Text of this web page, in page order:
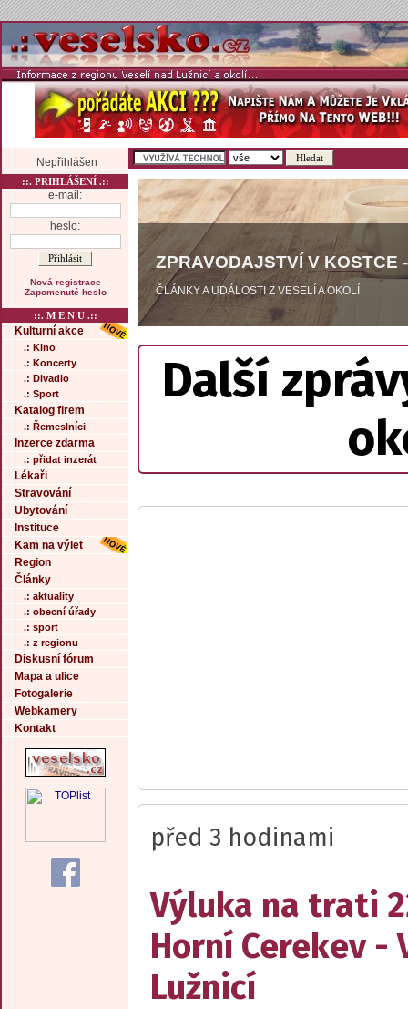
Nepřihlášen
::. PRIHLÁŠENÍ .::
e-mail:
heslo:
Nová registrace
Zapomenuté heslo
::. M E N U .::
Kulturní akce
.: Kino
.: Koncerty
.: Divadlo
.: Sport
Katalog firem
.: Řemeslníci
Inzerce zdarma
.: přidat inzerát
Lékaři
Stravování
Ubytování
Instituce
Kam na výlet
Region
Články
.: aktuality
.: obecní úřady
.: sport
.: z regionu
Diskusní fórum
Mapa a ulice
Fotogalerie
Webkamery
Kontakt
ZPRAVODAJSTVÍ V KOSTCE
ČLÁNKY A UDÁLOSTI Z VESELÍ A OKOLÍ
Další
před 3 hodinami
Výluka na trati
Horní Cerekev -
Lužnicí